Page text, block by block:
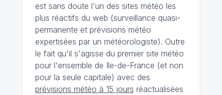
est sans doute l'un des sites météo les
plus réactifs du web (surveillance quasi-
permanente et prévisions météo
expertisées par un météorologiste). Outre
le fait qu'il s'agisse du premier site météo
pour l'ensemble de Ile-de-France (et non
pour la seule capitale) avec des
prévisions météo à 15 jours réactualisées